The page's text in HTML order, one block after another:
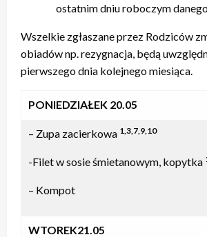
ostatnim dniu roboczym
Wszelkie zgłaszane przez Rodziców
obiadów np. rezygnacja, będą
pierwszego dnia kolejnego miesiąca.
PONIEDZIAŁEK 20.05
– Zupa zacierkowa 1,3,7,9,10
-Filet w sosie śmietanowym, kopytka
– Kompot
WTOREK21.05